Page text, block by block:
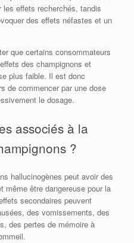
effets recherchés, tandis
des effets néfastes et un
que certains consommateurs
des champignons et
plus faible. Il est donc
de commencer par une dose
le dosage.
associés à la
?
hallucinogènes peut avoir des
même être dangereuse pour la
secondaires peuvent
des vomissements, des
des pertes de mémoire à